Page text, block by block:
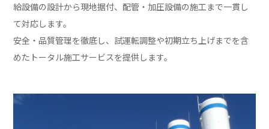
給設備の設計から現地据付、配管・加圧設備の施工まで一貫し
て対応します。
安全・品質管理を徹底し、試運転調整や初期立ち上げまでを含
めたトータル施工サービスを提供します。